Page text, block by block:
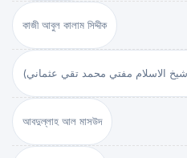
কাজী আবুল কালাম সিদ্দীক
আবদুল্লাহ আল মাসউদ